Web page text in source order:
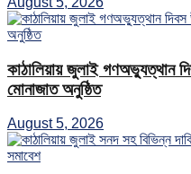
কাঠালিয়ায় জুলাই গণঅভ্যুত্থান
মোনাজাত অনুষ্ঠিত
August 5, 2026